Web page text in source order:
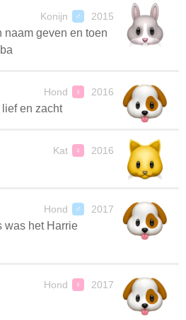
Konijn ♂ 2015
naam geven en toen
Hond ♀ 2016
en zacht
Kat ♀ 2016
Hond ♂ 2017
was het Harrie
Hond ♀ 2017